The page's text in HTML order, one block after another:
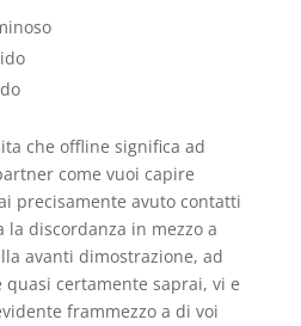
che offline significa ad
come vuoi capire
precisamente avuto contatti
discordanza in mezzo a
avanti dimostrazione, ad
certamente saprai, vi e
frammezzo a di voi